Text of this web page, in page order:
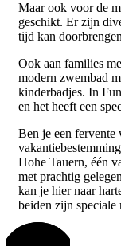
Maar ook voor de
geschikt. Er zijn
tijd kan
Ook aan families
modern zwembad
kinderbadjes. In
en het heeft een
Ben je een
Hohe Tauern, één
met prachtig
kan je hier naar
beiden zijn speciale